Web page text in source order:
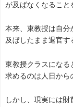
が及ばなくなること
本来、東教授は自分
及ぼしたまま退官す
東教授クラスになる
求めるのは人日から
しかし、現実には